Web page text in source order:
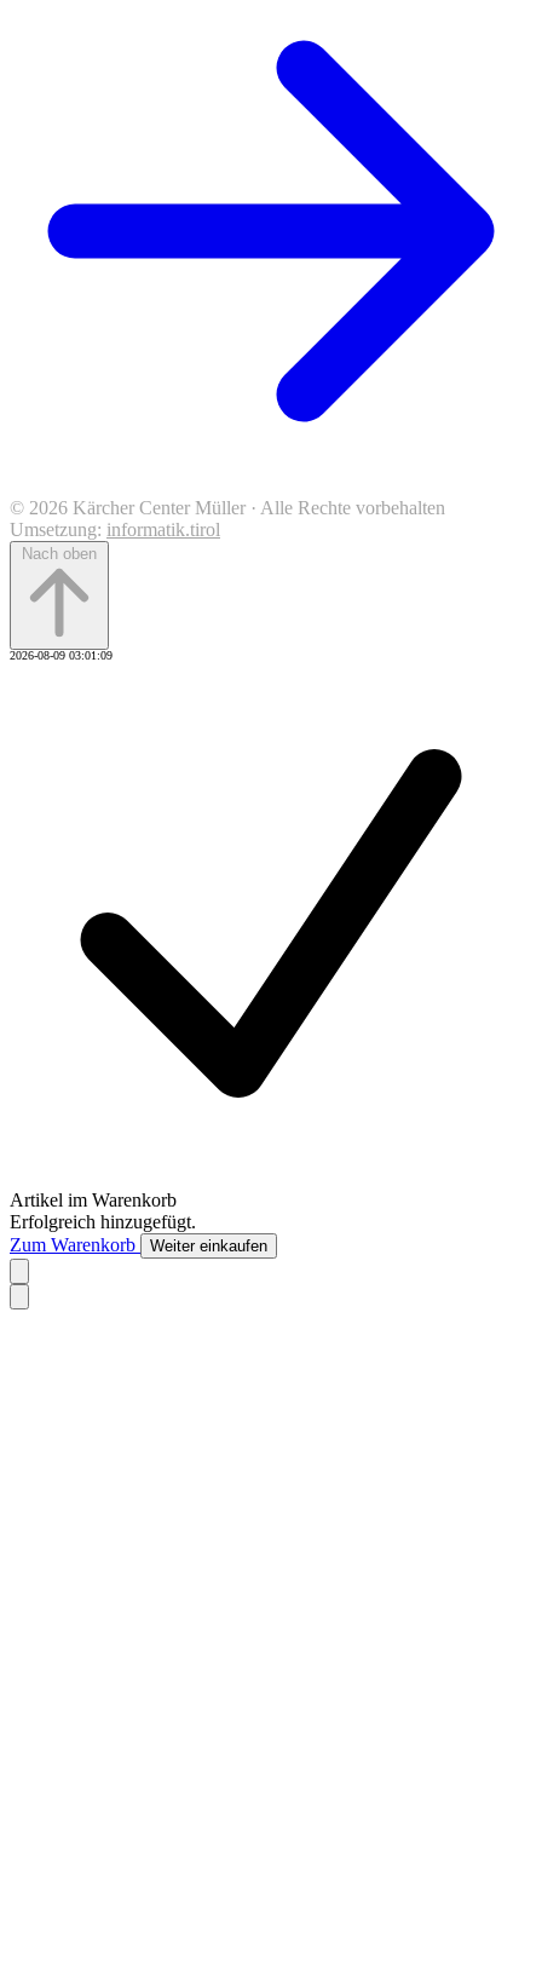
© 2026 Kärcher Center Müller · Alle Rechte vorbehalten
Umsetzung: informatik.tirol
Nach oben
2026-08-09 03:01:09
Artikel im Warenkorb
Erfolgreich hinzugefügt.
Zum Warenkorb
Weiter einkaufen